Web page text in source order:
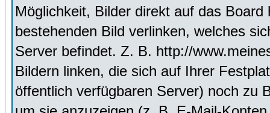
Möglichkeit, Bilder direkt auf das
bestehenden Bild verlinken, welches
Server befindet. Z. B. http://
Bildern linken, die sich auf Ihrer
öffentlich verfügbaren Server) noch zu